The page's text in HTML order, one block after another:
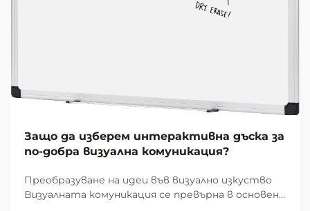
Защо да изберем интерактивна дъска за
по-добра визуална комуникация?
Преобразуване на идеи във визуално изкуство
Визуалната комуникация се превърна в основен